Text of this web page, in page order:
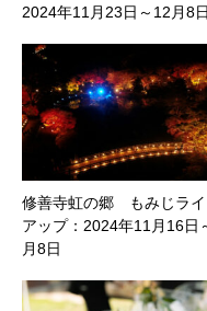
2024年11月23日～12月8日
修善寺虹の郷 もみじライ
アップ：2024年11月16日
月8日